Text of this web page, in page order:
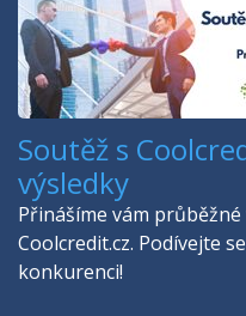
Soutěž s
výsledky
Přinášíme vám
Coolcredit.cz. Podívejte
konkurenci!